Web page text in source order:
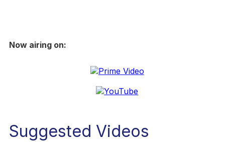
Now airing on:
Suggested Videos